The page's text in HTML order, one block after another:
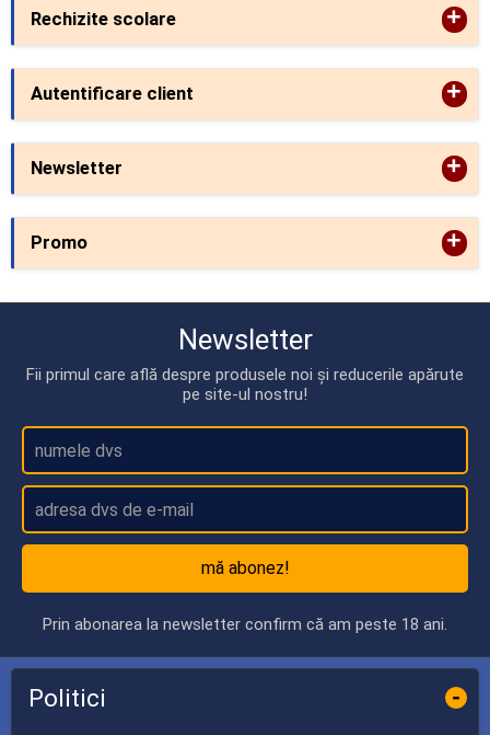
Rechizite scolare +
Autentificare client +
Newsletter +
Promo +
Newsletter
Fii primul care află despre produsele noi și reducerile apărute
pe site-ul nostru!
mă abonez!
Prin abonarea la newsletter confirm că am peste 18 ani.
Politici -